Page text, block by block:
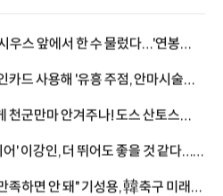
우스 앞에서 한 수 물렀다…'연봉
카드 사용해 '유흥 주점, 안마시술소,
천군만마 안겨주나! 도스 산토스
까
' 이강인, 더 뛰어도 좋을 것 같다…
틀레티코전 앞둔 누네스, LEE 향해
족하면 안 돼" 기성용, 韓축구 미래